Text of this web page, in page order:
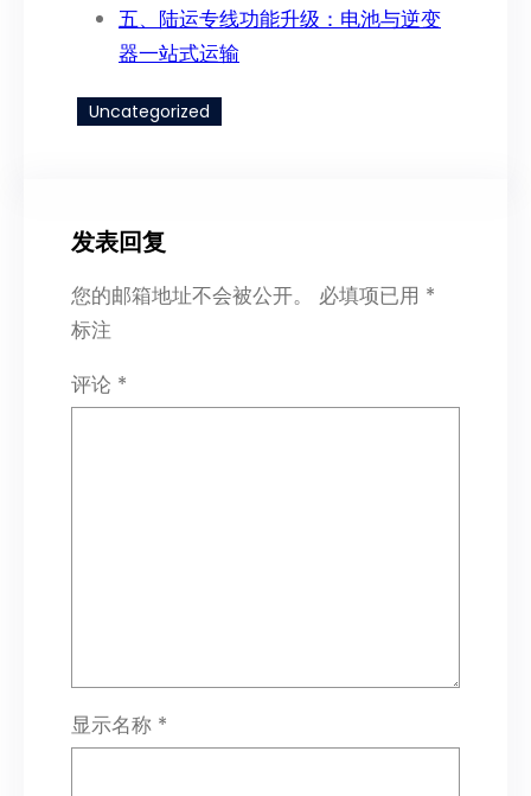
五、陆运专线功能升级：电池与逆变
器一站式运输​
Uncategorized
发表回复
您的邮箱地址不会被公开。 必填项已用 *
标注
评论 *
显示名称 *